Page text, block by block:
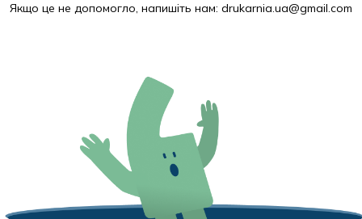
Якщо це не допомогло, напишіть нам: drukarnia.ua@gmail.com